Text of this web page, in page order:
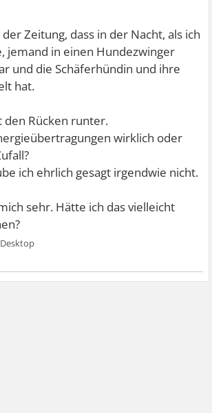
der Zeitung, dass in der Nacht, als ich
jemand in einen Hundezwinger
und die Schäferhündin und ihre
hat.
den Rücken runter.
wirklich oder
ich ehrlich gesagt irgendwie nicht.
sehr. Hätte ich das vielleicht